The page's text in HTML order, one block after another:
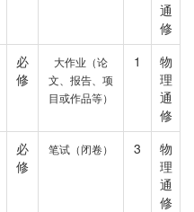
通
修
必
修
大作业（论
文、报告、项
目或作品等）
1
物
理
通
修
必
修
笔试（闭卷） 3
物
理
通
修